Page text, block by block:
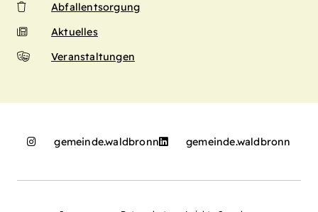
Abfallentsorgung
Aktuelles
Veranstaltungen
gemeinde.waldbronn gemeinde.waldbronn